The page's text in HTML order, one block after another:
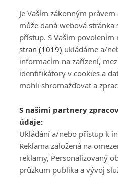
DISKUZE
Šéfredaktorkou webu jePetr Slavík
Máte-li zájem o inzerci na
Ochrana osobních údajů|Zásady
Upravit
Je Vaším zákonným
může daná webová
přístup. S Vaším povolením
stran (1019) ukládáme a/
informacím na zařízení,
identifikátory v cookies a
mohli shromažďovat a
S našimi partnery
údaje:
Ukládání a/nebo přístup k
Reklama založená na
reklamy, Personalizovaný
průzkum publika a vývoj